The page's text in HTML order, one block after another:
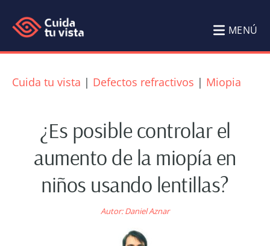
al
contenido
al
pie
página
Cuida
tu
de
Cuida
MENÚ
Cuida tu vista | Defectos refractivos | Miopia
¿Es posible controlar el
aumento de la miopía en
niños usando lentillas?
Autor:Daniel Aznar